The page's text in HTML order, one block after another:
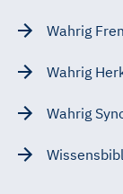
Wahrig
Wahrig
Wahrig